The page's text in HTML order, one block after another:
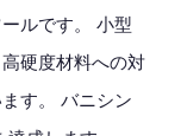
ルです。 小型
硬度材料への対
す。 バニシン